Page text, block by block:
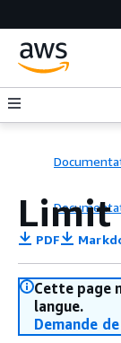
PDF
Cette page
langue.
Demande